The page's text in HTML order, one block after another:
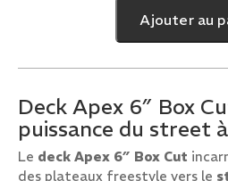
6"
Box
Cut
Ajouter au
Deck Apex 6″ Box
puissance du street
Le deck Apex 6″ Box Cut
des plateaux freestyle vers le